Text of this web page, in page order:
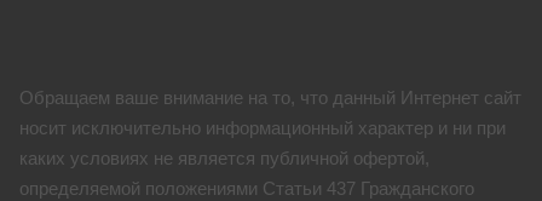
Обращаем ваше внимание на то, что данный Интернет сайт
носит исключительно информационный характер и ни при
каких условиях не является публичной офертой,
определяемой положениями Статьи 437 Гражданского